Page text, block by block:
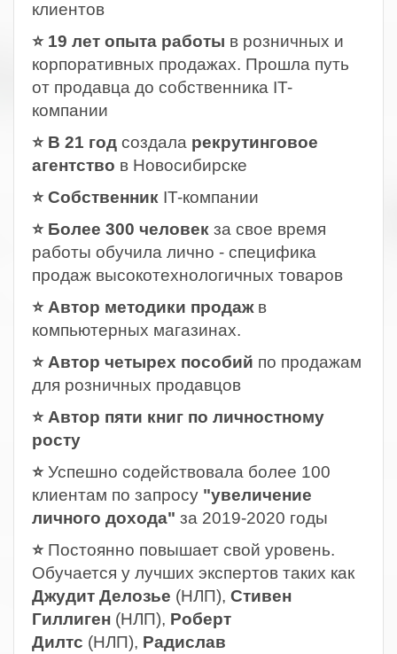
клиентов
⭐ 19 лет опыта работы в розничных и
корпоративных продажах. Прошла путь
от продавца до собственника IT-
компании
⭐ В 21 год создала рекрутинговое
агентство в Новосибирске
⭐ Собственник IT-компании
⭐ Более 300 человек за свое время
работы обучила лично - специфика
продаж высокотехнологичных товаров
⭐ Автор методики продажв
компьютерных магазинах.
⭐ Автор четырех пособий по продажам
для розничных продавцов
⭐ Автор пяти книг по личностному
росту
⭐Успешно содействовала более 100
клиентам по запросу "увеличение
личного дохода" за 2019-2020 годы
⭐ Постоянно повышает свой уровень.
Обучается у лучших экспертов таких как
Джудит Делозье (НЛП), Стивен
Гиллиген (НЛП), Роберт
Дилтс (НЛП), Радислав